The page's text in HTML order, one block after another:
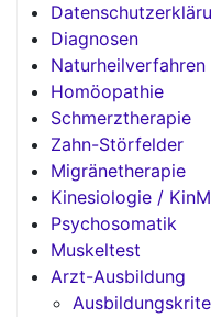
Diagnosen
Naturheilverfahren
Homöopathie
Schmerztherapie
Zahn-Störfelder
Migränetherapie
Kinesiologie /
Psychosomatik
Muskeltest
Arzt-Ausbildung